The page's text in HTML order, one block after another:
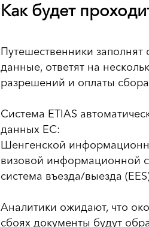
Как будет
Путешественники
данные, ответят на
разрешений и оплаты
Система ETIAS
данных ЕС:
Шенгенской
визовой информационной
система въезда/выезда
Аналитики ожидают, что
сбоях документы будут